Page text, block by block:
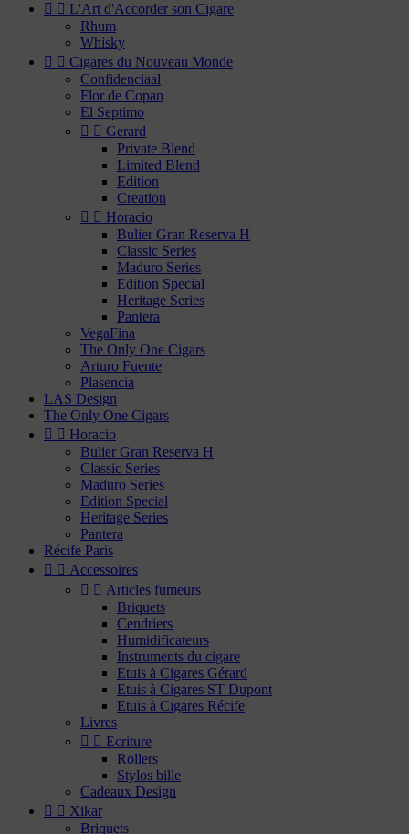
  L'Art d'Accorder son Cigare
Rhum
Whisky
  Cigares du Nouveau Monde
Confidenciaal
Flor de Copan
El Septimo
  Gerard
Private Blend
Limited Blend
Edition
Creation
  Horacio
Bulier Gran Reserva H
Classic Series
Maduro Series
Edition Special
Heritage Series
Pantera
VegaFina
The Only One Cigars
Arturo Fuente
Plasencia
LAS Design
The Only One Cigars
  Horacio
Bulier Gran Reserva H
Classic Series
Maduro Series
Edition Special
Heritage Series
Pantera
Récife Paris
  Accessoires
  Articles fumeurs
Briquets
Cendriers
Humidificateurs
Instruments du cigare
Etuis à Cigares Gérard
Etuis à Cigares ST Dupont
Etuis à Cigares Récife
Livres
  Ecriture
Rollers
Stylos bille
Cadeaux Design
  Xikar
Briquets